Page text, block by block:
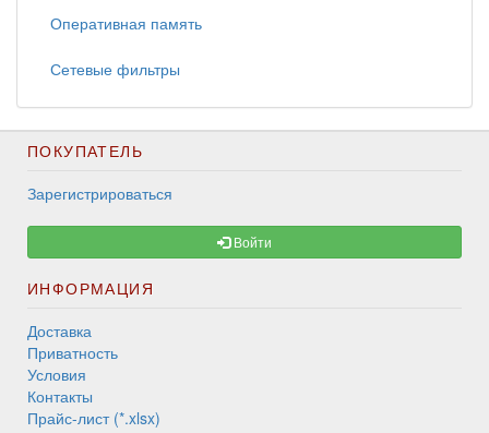
Оперативная память
Сетевые фильтры
ПОКУПАТЕЛЬ
Зарегистрироваться
Войти
ИНФОРМАЦИЯ
Доставка
Приватность
Условия
Контакты
Прайс-лист (*.xlsx)